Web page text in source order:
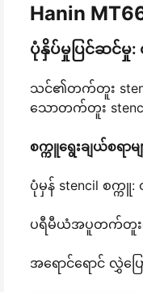
Hanin
ပုံနှိပ်မှုပြင်ဆင်မှု:
သင်၏တက်တူး
သောတက်တူး stencil
စက္ကူရွေးချယ်စရာမျ
ပုံမှန် stencil စက္
ပရီမီယံအပူတက်တူးစ
အရောင်ရောင် လွှဲပ